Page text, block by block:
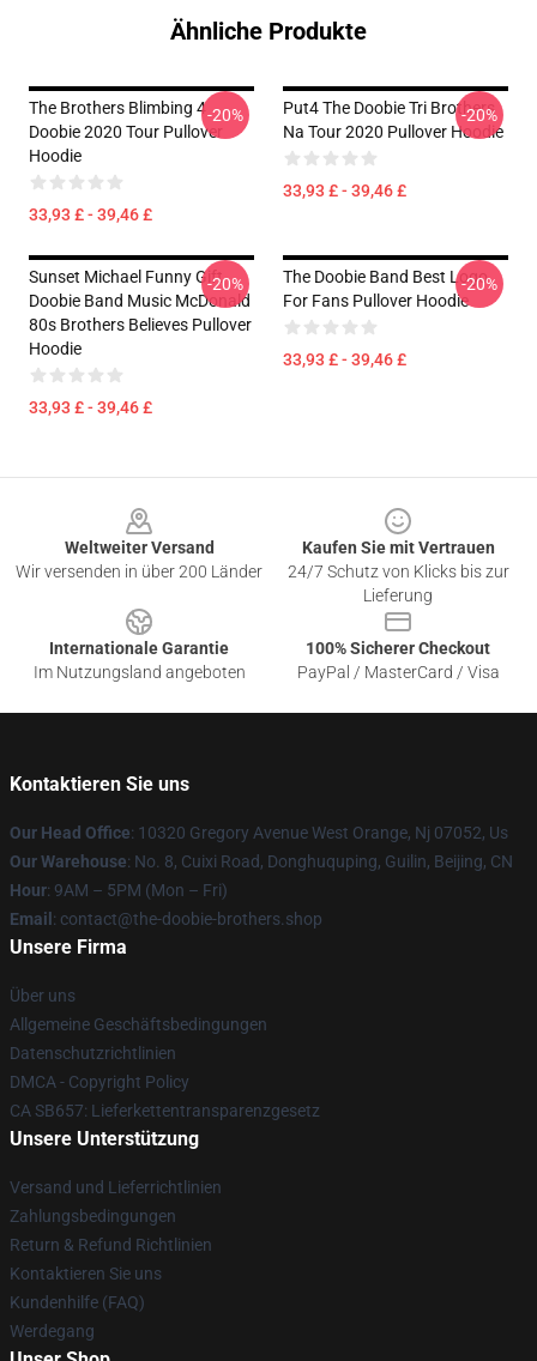
Ähnliche Produkte
The Brothers Blimbing 4
Doobie 2020 Tour Pullover
Hoodie
33,93 £ - 39,46 £
-20%
Put4 The Doobie Tri Brothers
Na Tour 2020 Pullover Hoodie
33,93 £ - 39,46 £
-20%
Sunset Michael Funny Gift
Doobie Band Music McDonald
80s Brothers Believes Pullover
Hoodie
33,93 £ - 39,46 £
-20%
The Doobie Band Best Logo
For Fans Pullover Hoodie
33,93 £ - 39,46 £
-20%
Weltweiter Versand
Wir versenden in über 200 Länder
Kaufen Sie mit Vertrauen
24/7 Schutz von Klicks bis zur
Lieferung
Internationale Garantie
Im Nutzungsland angeboten
100% Sicherer Checkout
PayPal / MasterCard / Visa
Kontaktieren Sie uns
Our Head Office: 10320 Gregory Avenue West Orange, Nj 07052, Us
Our Warehouse: No. 8, Cuixi Road, Donghuquping, Guilin, Beijing, CN
Hour: 9AM – 5PM (Mon – Fri)
Email : contact@the-doobie-brothers.shop
Unsere Firma
Über uns
Allgemeine Geschäftsbedingungen
Datenschutzrichtlinien
DMCA - Copyright Policy
CA SB657: Lieferkettentransparenzgesetz
Unsere Unterstützung
Versand und Lieferrichtlinien
Zahlungsbedingungen
Return & Refund Richtlinien
Kontaktieren Sie uns
Kundenhilfe (FAQ)
Werdegang